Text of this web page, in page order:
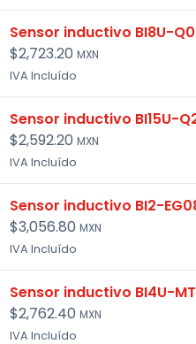
Sensor inductivo BI8U-
$2,723.20 MXN
IVA Incluído
Sensor inductivo BI15U-
$2,592.20 MXN
IVA Incluído
Sensor inductivo BI2-
$3,056.80 MXN
IVA Incluído
Sensor inductivo BI4U-
$2,762.40 MXN
IVA Incluído